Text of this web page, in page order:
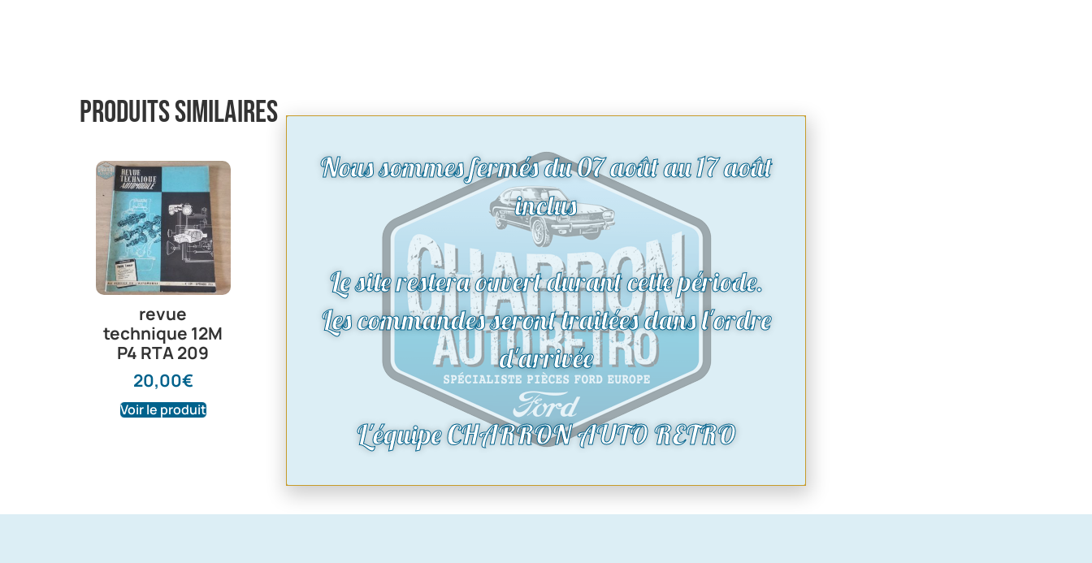
Produits similaires
revue
technique 12M
P4 RTA 209
20,00€
Voir le produit
Nous sommes fermés du 07 août au 17 août
inclus
Le site restera ouvert durant cette période.
Les commandes seront traitées dans l'ordre
d'arrivée
L'équipe CHARRON AUTO RETRO